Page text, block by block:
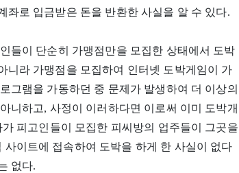
로 입금받은 돈을 반환한 사실을 알 수 있다.
들이 단순히 가맹점만을 모집한 상태에서 도박
니라 가맹점을 모집하여 인터넷 도박게임이 가
그램을 가동하던 중 문제가 발생하여 더 이상의
니하고, 사정이 이러하다면 이로써 이미 도박개
피고인들이 모집한 피씨방의 업주들이 그곳을
이트에 접속하여 도박을 하게 한 사실이 없다
없다.